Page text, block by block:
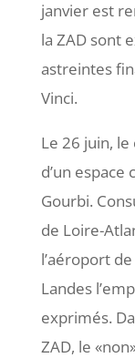
janvier est
la ZAD sont
astreintes
Vinci.
Le 26 juin,
d’un
Gourbi.
de Loire-
l’aéroport
Landes
exprimés.
ZAD, le